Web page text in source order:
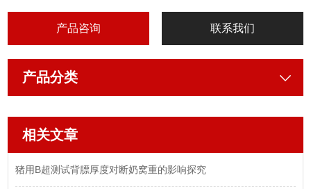
产品咨询 联系我们
产品分类
相关文章
猪用B超测试背膘厚度对断奶窝重的影响探究